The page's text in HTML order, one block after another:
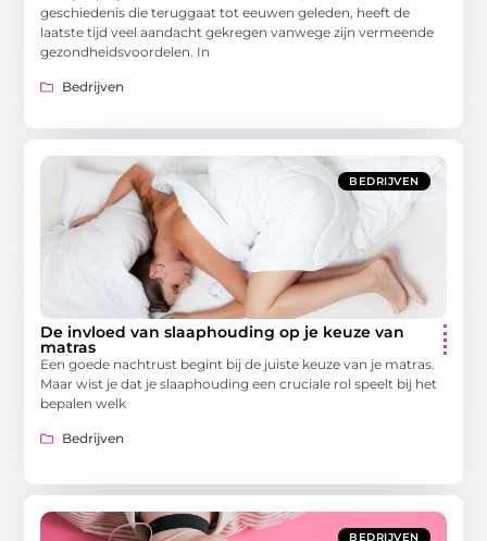
geschiedenis die teruggaat tot eeuwen geleden, heeft de
laatste tijd veel aandacht gekregen vanwege zijn vermeende
gezondheidsvoordelen. In
Bedrijven
BEDRIJVEN
De invloed van slaaphouding op je keuze van
matras
Een goede nachtrust begint bij de juiste keuze van je matras.
Maar wist je dat je slaaphouding een cruciale rol speelt bij het
bepalen welk
Bedrijven
BEDRIJVEN